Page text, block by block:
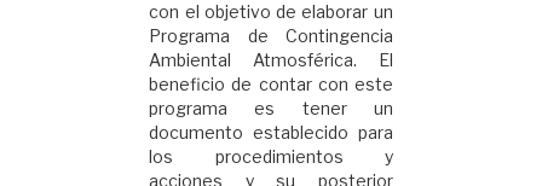
con el objetivo de elaborar un
Programa de Contingencia
Ambiental Atmosférica. El
beneficio de contar con este
programa es tener un
documento establecido para
los procedimientos y
acciones y su posterior